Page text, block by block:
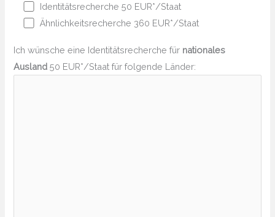
Identitätsrecherche 50 EUR*/Staat
Ähnlichkeitsrecherche 360 EUR*/Staat
Ich wünsche eine Identitätsrecherche für nationales
Ausland 50 EUR*/Staat für folgende Länder: